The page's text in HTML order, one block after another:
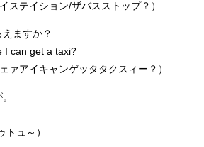
ステイション/ザバスストップ？）
えますか？
I can get a taxi?
ァアイキャンゲッタタクスィー？）
トュ～）